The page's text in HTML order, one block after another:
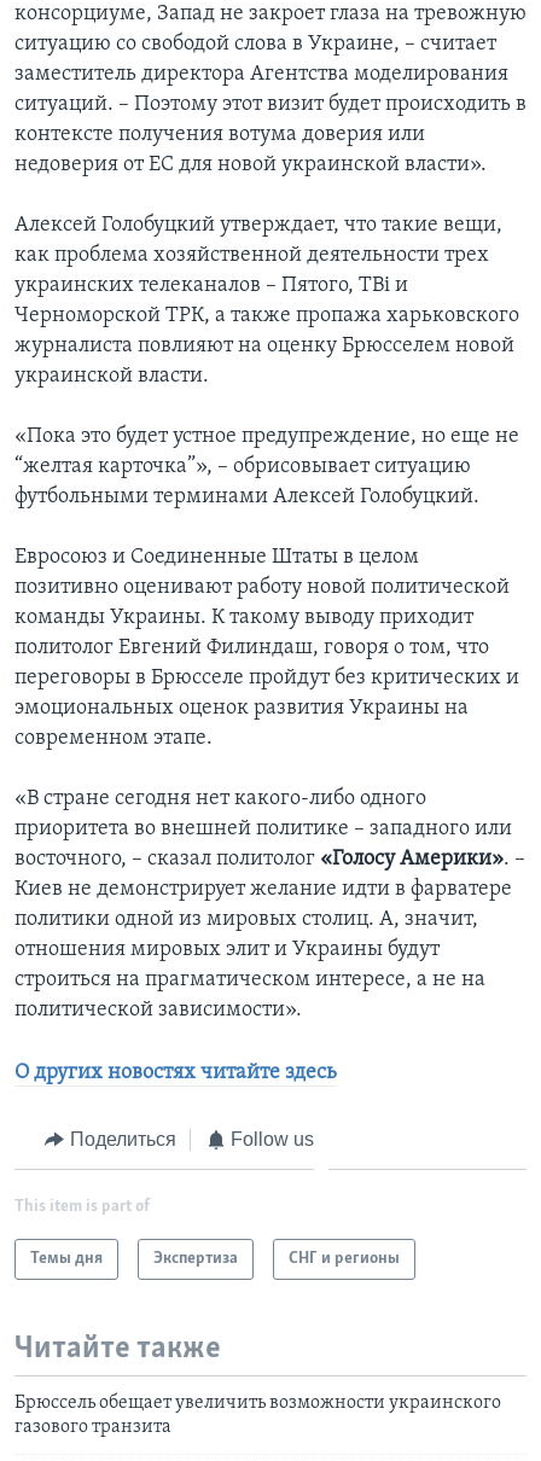
консорциуме, Запад не закроет глаза на тревожную
ситуацию со свободой слова в Украине, – считает
заместитель директора Агентства моделирования
ситуаций. – Поэтому этот визит будет происходить в
контексте получения вотума доверия или
недоверия от ЕС для новой украинской власти».
Алексей Голобуцкий утверждает, что такие вещи,
как проблема хозяйственной деятельности трех
украинских телеканалов – Пятого, TВi и
Черноморской ТРК, а также пропажа харьковского
журналиста повлияют на оценку Брюсселем новой
украинской власти.
«Пока это будет устное предупреждение, но еще не
“желтая карточка”», – обрисовывает ситуацию
футбольными терминами Алексей Голобуцкий.
Евросоюз и Соединенные Штаты в целом
позитивно оценивают работу новой политической
команды Украины. К такому выводу приходит
политолог Евгений Филиндаш, говоря о том, что
переговоры в Брюсселе пройдут без критических и
эмоциональных оценок развития Украины на
современном этапе.
«В стране сегодня нет какого-либо одного
приоритета во внешней политике – западного или
восточного, – сказал политолог «Голосу Америки». –
Киев не демонстрирует желание идти в фарватере
политики одной из мировых столиц. А, значит,
отношения мировых элит и Украины будут
строиться на прагматическом интересе, а не на
политической зависимости».
О других новостях читайте здесь
Поделиться Follow us
This item is part of
Темы дня Экспертиза СНГ и регионы
Читайте также
Брюссель обещает увеличить возможности украинского
газового транзита